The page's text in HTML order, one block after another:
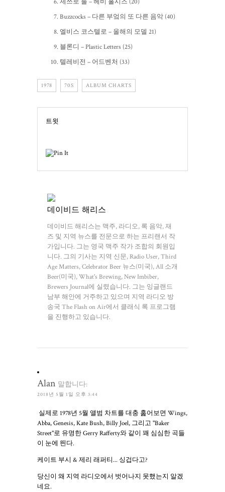
Buzzcocks – 다른 부엌의 또 다른 음악 (40)
엘비스 코스텔로 – 올해의 모델 21)
블론디 – Plastic Letters (25)
텔레비전 – 어드벤처 (33)
1978 70S ALBUM CHARTS
트윗
데이비드 해리스
데이비드 해리스는 맥주, 라디오, 록 음악, 재
즈 및 지역 뉴스를 전문으로 하는 프리랜서 작
가입니다. 그는 영국 맥주 작가 조합의 회원입
니다. 그의 기사는 지역 신문, Radio User, Third
Age Matters, Celebrator Beer 뉴스(미국), All 소개
Beer(미국), What's Brewing, New Imbiber,
Brewers Journal에 실렸습니다. 그는 잉글랜드
남부 해안에 거주하고 있으며 지역 라디오 방
송국 The Flash on Air에서 클래식 록 프로그램
을 진행하고 있습니다.
Alan 말합니다:
2018년 5월 1일 오후 3:44
실제로 1978년 5월 앨범 차트를 대충 훑어보면 Wings,
Abba, Genesis, Kate Bush, Billy Joel, 그리고 "Baker
Street"로 유명한 Gerry Rafferty와 같이 꽤 심심한 곡들
이 눈에 띈다.
케이트 부시 & 제리 래퍼티... 싱겁다고?
당신이 왜 지역 라디오에서 벗어나지 못했는지 알겠
네요.